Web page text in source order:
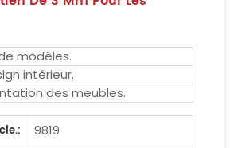
modèles.
intérieur.
des meubles.
9819